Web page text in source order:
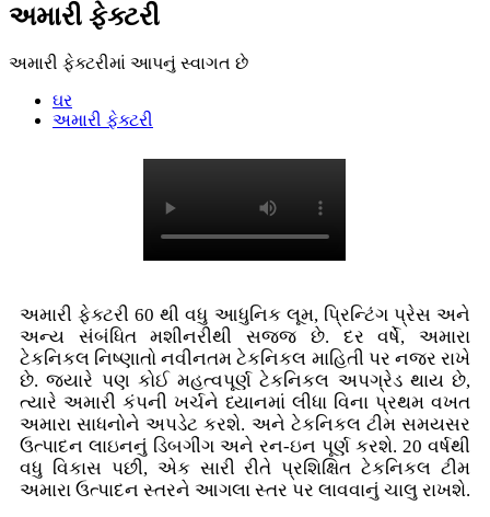
અમારી ફેક્ટરી
અમારી ફેક્ટરીમાં આપનું સ્વાગત છે
ઘર
અમારી ફેક્ટરી
અમારી ફેક્ટરી 60 થી વધુ આધુનિક લૂમ, પ્રિન્ટિંગ પ્રેસ અને
અન્ય સંબંધિત મશીનરીથી સજ્જ છે. દર વર્ષે, અમારા
ટેકનિકલ નિષ્ણાતો નવીનતમ ટેકનિકલ માહિતી પર નજર રાખે
છે. જ્યારે પણ કોઈ મહત્વપૂર્ણ ટેકનિકલ અપગ્રેડ થાય છે,
ત્યારે અમારી કંપની ખર્ચને ધ્યાનમાં લીધા વિના પ્રથમ વખત
અમારા સાધનોને અપડેટ કરશે. અને ટેકનિકલ ટીમ સમયસર
ઉત્પાદન લાઇનનું ડિબગીંગ અને રન-ઇન પૂર્ણ કરશે. 20 વર્ષથી
વધુ વિકાસ પછી, એક સારી રીતે પ્રશિક્ષિત ટેકનિકલ ટીમ
અમારા ઉત્પાદન સ્તરને આગલા સ્તર પર લાવવાનું ચાલુ રાખશે.